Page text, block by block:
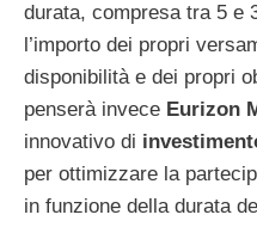
durata, compresa tra 5 e
l’importo dei propri
disponibilità e dei propri
penserà invece Eurizon
innovativo di
per ottimizzare la
in funzione della durata